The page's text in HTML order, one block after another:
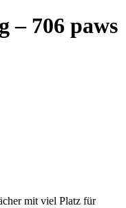
– 706 paws
mit viel Platz für